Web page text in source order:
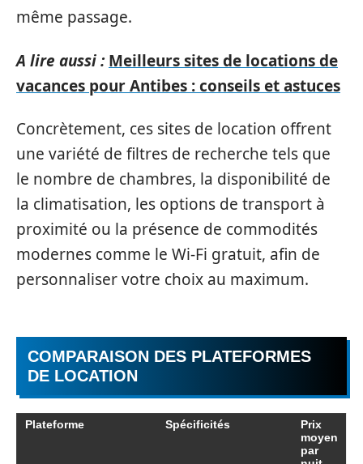
même passage.
A lire aussi : Meilleurs sites de locations de
vacances pour Antibes : conseils et astuces
Concrètement, ces sites de location offrent
une variété de filtres de recherche tels que
le nombre de chambres, la disponibilité de
la climatisation, les options de transport à
proximité ou la présence de commodités
modernes comme le Wi-Fi gratuit, afin de
personnaliser votre choix au maximum.
COMPARAISON DES PLATEFORMES
DE LOCATION
Plateforme Spécificités
Prix
moyen
par